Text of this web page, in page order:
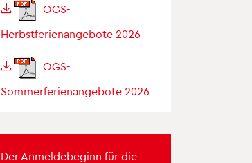
OGS-
Herbstferienangebote 2026
OGS-
Sommerferienangebote 2026
Der Anmeldebeginn für die